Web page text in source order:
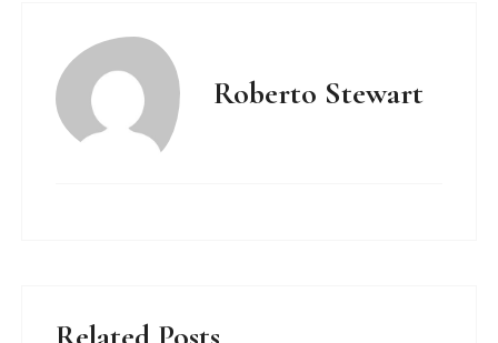
Roberto Stewart